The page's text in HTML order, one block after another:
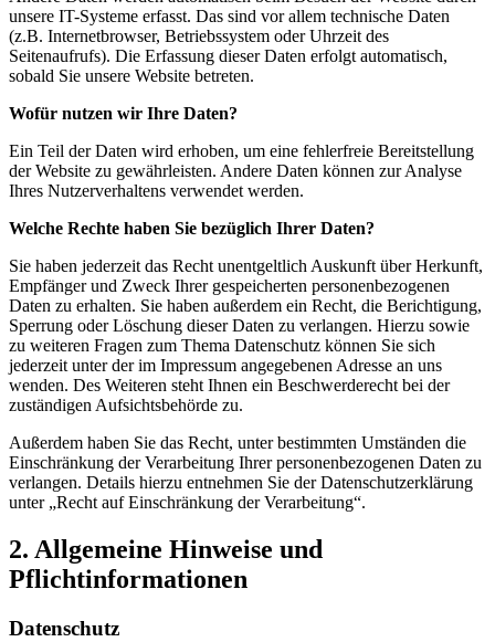
unsere IT-Systeme erfasst. Das sind vor allem technische Daten
(z.B. Internetbrowser, Betriebssystem oder Uhrzeit des
Seitenaufrufs). Die Erfassung dieser Daten erfolgt automatisch,
sobald Sie unsere Website betreten.
Wofür nutzen wir Ihre Daten?
Ein Teil der Daten wird erhoben, um eine fehlerfreie Bereitstellung
der Website zu gewährleisten. Andere Daten können zur Analyse
Ihres Nutzerverhaltens verwendet werden.
Welche Rechte haben Sie bezüglich Ihrer Daten?
Sie haben jederzeit das Recht unentgeltlich Auskunft über Herkunft,
Empfänger und Zweck Ihrer gespeicherten personenbezogenen
Daten zu erhalten. Sie haben außerdem ein Recht, die Berichtigung,
Sperrung oder Löschung dieser Daten zu verlangen. Hierzu sowie
zu weiteren Fragen zum Thema Datenschutz können Sie sich
jederzeit unter der im Impressum angegebenen Adresse an uns
wenden. Des Weiteren steht Ihnen ein Beschwerderecht bei der
zuständigen Aufsichtsbehörde zu.
Außerdem haben Sie das Recht, unter bestimmten Umständen die
Einschränkung der Verarbeitung Ihrer personenbezogenen Daten zu
verlangen. Details hierzu entnehmen Sie der Datenschutzerklärung
unter „Recht auf Einschränkung der Verarbeitung“.
2. Allgemeine Hinweise und
Pflichtinformationen
Datenschutz